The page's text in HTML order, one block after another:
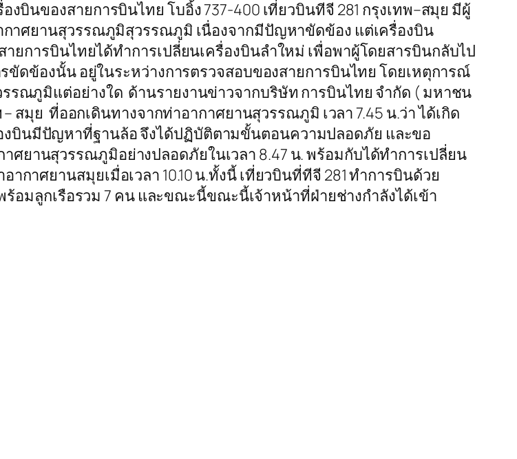
องบินของสายการบินไทย โบอิ้ง 737-400 เที่ยวบินทีจี 281 กรุงเทพ–สมุย มีผู้
าศยานสุวรรณภูมิสุวรรณภูมิ เนื่องจากมีปัญหาขัดข้อง แต่เครื่องบิน
ยการบินไทยได้ทำการเปลี่ยนเครื่องบินลำใหม่ เพื่อพาผู้โดยสารบินกลับไป
ขัดข้องนั้น อยู่ในระหว่างการตรวจสอบของสายการบินไทย โดยเหตุการณ์
รณภูมิแต่อย่างใด ด้านรายงานข่าวจากบริษัท การบินไทย จำกัด ( มหาชน
สมุย ที่ออกเดินทางจากท่าอากาศยานสุวรรณภูมิ เวลา 7.45 น.ว่า ได้เกิด
บินมีปัญหาที่ฐานล้อ จึงได้ปฏิบัติตามขั้นตอนความปลอดภัย และขอ
ยานสุวรรณภูมิอย่างปลอดภัยในเวลา 8.47 น. พร้อมกับได้ทำการเปลี่ยน
กาศยานสมุยเมื่อเวลา 10.10 น.ทั้งนี้ เที่ยวบินที่ทีจี 281 ทำการบินด้วย
ร้อมลูกเรือรวม 7 คน และขณะนี้ขณะนี้เจ้าหน้าที่ฝ่ายช่างกำลังได้เข้า